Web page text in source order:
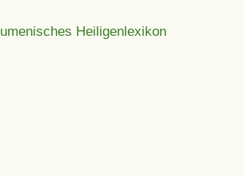
Heiligenlexikon